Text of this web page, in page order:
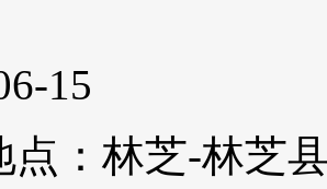
15
点：林芝-林芝